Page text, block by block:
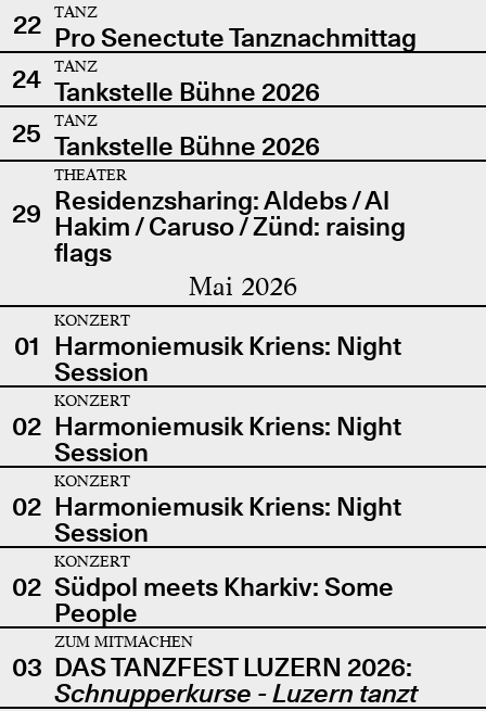
22
TANZ
Pro Senectute Tanznachmittag
24
TANZ
Tankstelle Bühne 2026
25
TANZ
Tankstelle Bühne 2026
29
THEATER
Residenzsharing: Aldebs / Al
Hakim / Caruso / Zünd: raising
flags
Mai 2026
01
KONZERT
Harmoniemusik Kriens: Night
Session
02
KONZERT
Harmoniemusik Kriens: Night
Session
02
KONZERT
Harmoniemusik Kriens: Night
Session
02
KONZERT
Südpol meets Kharkiv: Some
People
03
ZUM MITMACHEN
DAS TANZFEST LUZERN 2026:
Schnupperkurse - Luzern tanzt